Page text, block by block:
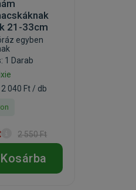
21-33cm
egyben
1 Darab
040 Ft / db
2 550 Ft
Kosárba